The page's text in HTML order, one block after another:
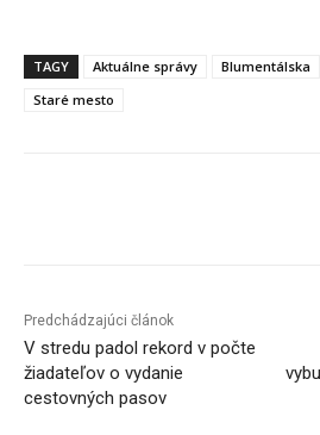
TAGY Aktuálne správy Blumentálska
Staré mesto
Predchádzajúci článok
V stredu padol rekord v počte
žiadateľov o vydanie
cestovných pasov